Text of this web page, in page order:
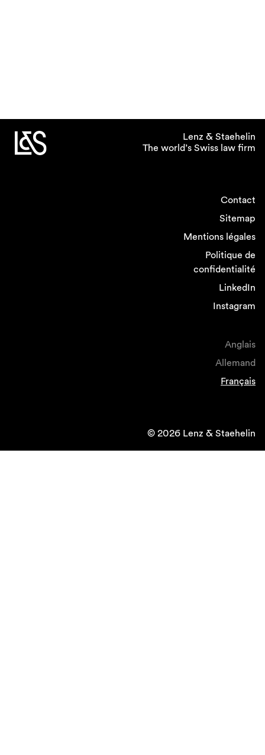
Lenz & Staehelin
The world’s Swiss law firm
Contact
Sitemap
Mentions légales
Politique de
confidentialité
LinkedIn
Instagram
Anglais
Allemand
Français
© 2026 Lenz & Staehelin